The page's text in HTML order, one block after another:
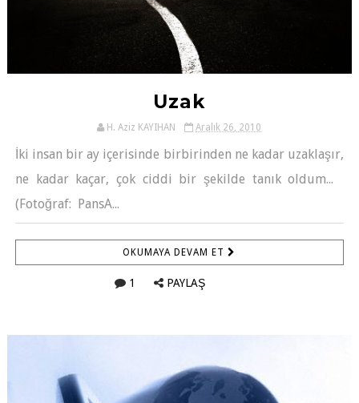
Uzak
H. Aziz KAYIHAN Aralık 26, 2010
İki insan bir ay içerisinde birbirinden ne kadar uzaklaşır,
ne kadar kaçar, çok ciddi bir şekilde tanık oldum...
(Fotoğraf: PansA...
OKUMAYA DEVAM ET
1 PAYLAŞ